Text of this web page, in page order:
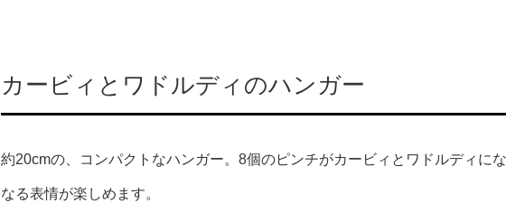
カービィとワドルディのハンガー
約20cmの、コンパクトなハンガー。8個のピンチがカービィとワドルディに
なる表情が楽しめます。